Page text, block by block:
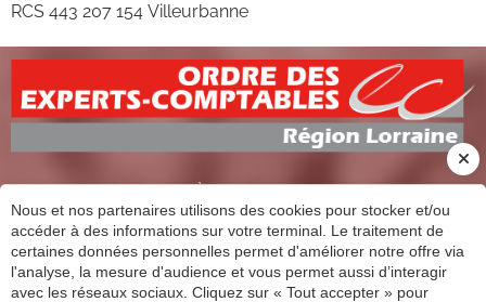
RCS 443 207 154 Villeurbanne
CONTACT
CABINET CHRISTOPHE FRANCK
13 rue de Champagne
Nous et nos partenaires utilisons des cookies pour stocker et/ou
accéder à des informations sur votre terminal. Le traitement de
certaines données personnelles permet d'améliorer notre offre via
l'analyse, la mesure d'audience et vous permet aussi d’interagir
avec les réseaux sociaux. Cliquez sur « Tout accepter » pour